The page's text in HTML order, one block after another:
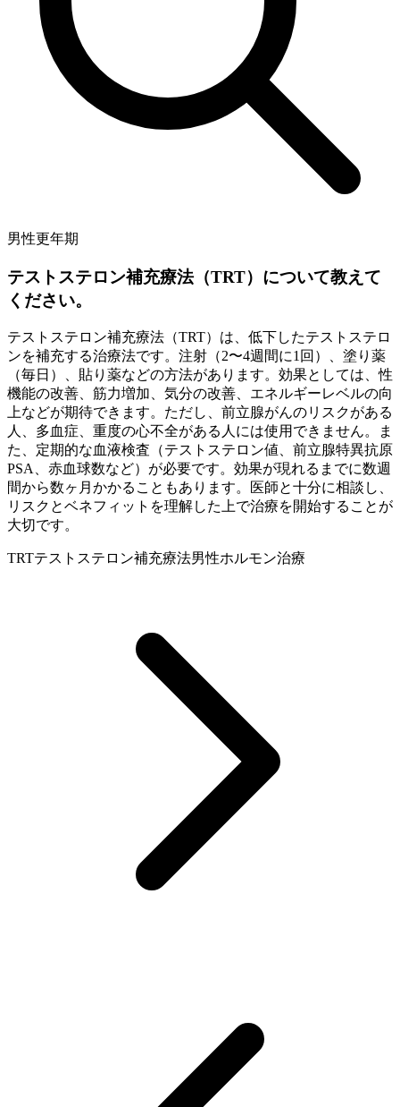
男性更年期
テストステロン補充療法（TRT）について教えて
ください。
テストステロン補充療法（TRT）は、低下したテストステロ
ンを補充する治療法です。注射（2〜4週間に1回）、塗り薬
（毎日）、貼り薬などの方法があります。効果としては、性
機能の改善、筋力増加、気分の改善、エネルギーレベルの向
上などが期待できます。ただし、前立腺がんのリスクがある
人、多血症、重度の心不全がある人には使用できません。ま
た、定期的な血液検査（テストステロン値、前立腺特異抗原
PSA、赤血球数など）が必要です。効果が現れるまでに数週
間から数ヶ月かかることもあります。医師と十分に相談し、
リスクとベネフィットを理解した上で治療を開始することが
大切です。
TRTテストステロン補充療法男性ホルモン治療